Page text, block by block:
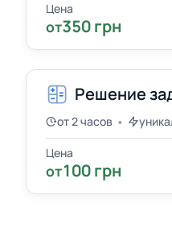
Цена
от350 грн
Решение
от 2 часов •
Цена
от100 грн